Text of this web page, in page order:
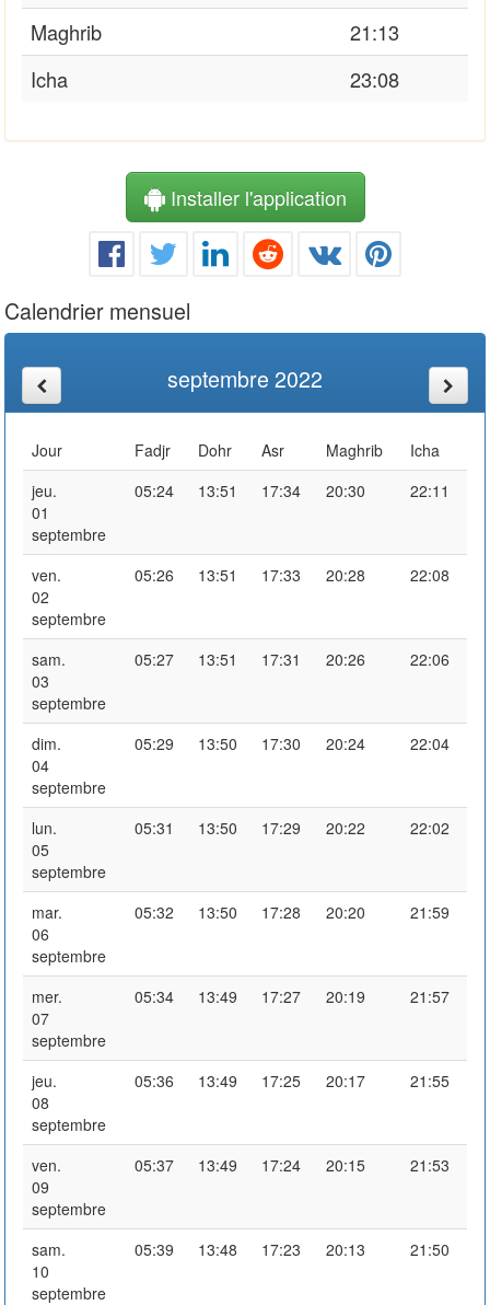
Maghrib
21:13
Icha
23:08
Installer l'application
Calendrier mensuel
septembre 2022
Jour Fadjr Dohr Asr Maghrib
Icha
jeu.
01
septembre
05:24 13:51 17:34 20:30 22:11
ven.
02
septembre
05:26 13:51 17:33 20:28 22:08
sam.
03
septembre
05:27 13:51 17:31 20:26 22:06
dim.
04
septembre
05:29 13:50 17:30 20:24 22:04
lun.
05
septembre
05:31 13:50 17:29 20:22 22:02
mar.
06
septembre
05:32 13:50 17:28 20:20 21:59
mer.
07
septembre
05:34 13:49 17:27 20:19 21:57
jeu.
08
septembre
05:36 13:49 17:25 20:17 21:55
ven.
09
septembre
05:37 13:49 17:24 20:15 21:53
sam.
10
septembre
05:39 13:48 17:23 20:13 21:50